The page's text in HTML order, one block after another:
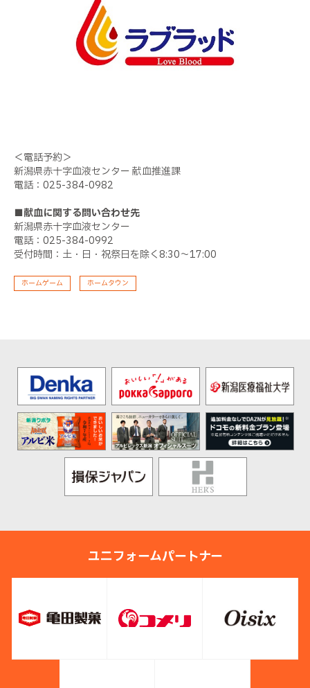
＜電話予約＞
新潟県赤十字血液センター 献血推進課
電話：025-384-0982
■献血に関する問い合わせ先
新潟県赤十字血液センター
電話：025-384-0992
受付時間：土・日・祝祭日を除く8:30～17:00
ホームゲーム ホームタウン
ユニフォームパートナー